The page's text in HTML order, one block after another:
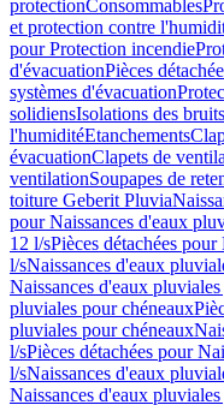
protectionConsommables
et protection contre
pour Protection incendie
d'évacuationPièces
systèmes d'évacuation
solidiensIsolations des
l'humiditéEtanchements
évacuationClapets de
ventilationSoupapes de
toiture Geberit Pluvia
pour Naissances d'eaux
12 l/sPièces détachées
l/sNaissances d'eaux
Naissances d'eaux
pluviales pour chéneaux
pluviales pour chéneaux
l/sPièces détachées pour
l/sNaissances d'eaux
Naissances d'eaux